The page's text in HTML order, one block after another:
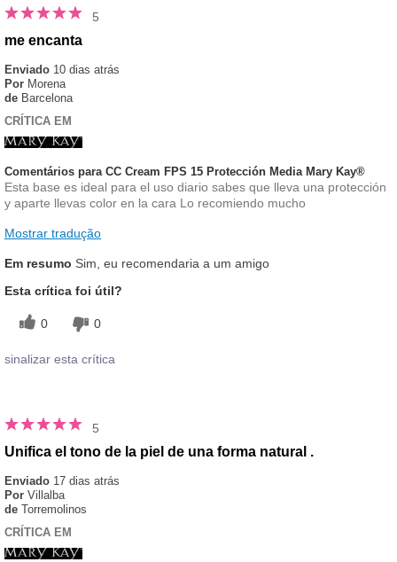
5
me encanta
Enviado 10 dias atrás
Por Morena
de Barcelona
CRÍTICA EM
Comentários para CC Cream FPS 15 Protección Media Mary Kay®
Esta base es ideal para el uso diario sabes que lleva una protección
y aparte llevas color en la cara Lo recomiendo mucho
Mostrar tradução
Em resumo Sim, eu recomendaria a um amigo
Esta crítica foi útil?
0 0
sinalizar esta crítica
5
Unifica el tono de la piel de una forma natural .
Enviado 17 dias atrás
Por Villalba
de Torremolinos
CRÍTICA EM